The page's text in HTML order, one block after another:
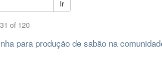
Ir
of 120
para produção de sabão na